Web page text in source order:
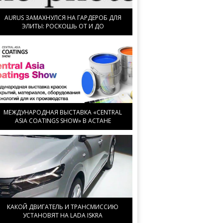
AURUS ЗАМАХНУЛСЯ НА ГАРДЕРОБ ДЛЯ
ЭЛИТЫ: РОСКОШЬ ОТ И ДО
МЕЖДУНАРОДНАЯ ВЫСТАВКА «CENTRAL
ASIA COATINGS SHOW» В АСТАНЕ
КАКОЙ ДВИГАТЕЛЬ И ТРАНСМИССИЮ
УСТАНОВЯТ НА LADA ISKRA